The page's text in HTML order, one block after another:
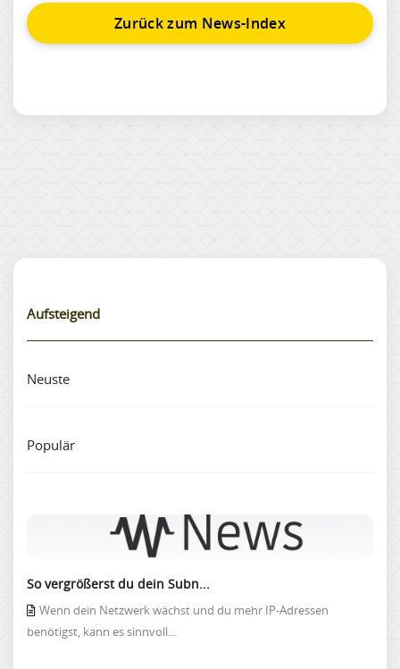
Zurück zum News-Index
Aufsteigend
Neuste
Populär
So vergrößerst du dein Subn...
Wenn dein Netzwerk wächst und du mehr IP-Adressen
benötigst, kann es sinnvoll...